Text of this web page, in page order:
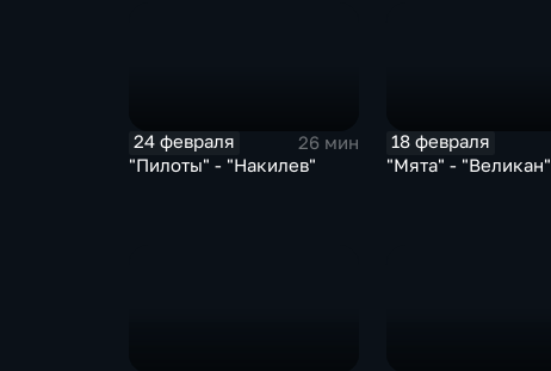
24 февраля
26 мин
"Пилоты" - "Накилев"
18 февраля
"Мята" - "Великан"